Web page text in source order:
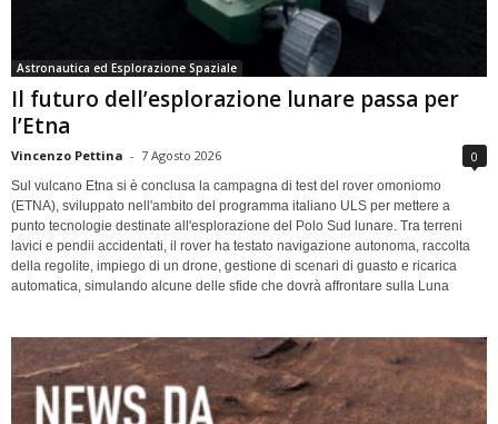
Astronautica ed Esplorazione Spaziale
Il futuro dell’esplorazione lunare passa per
l’Etna
Vincenzo Pettina - 7 Agosto 2026 0
Sul vulcano Etna si è conclusa la campagna di test del rover omoniomo
(ETNA), sviluppato nell'ambito del programma italiano ULS per mettere a
punto tecnologie destinate all'esplorazione del Polo Sud lunare. Tra terreni
lavici e pendii accidentati, il rover ha testato navigazione autonoma, raccolta
della regolite, impiego di un drone, gestione di scenari di guasto e ricarica
automatica, simulando alcune delle sfide che dovrà affrontare sulla Luna